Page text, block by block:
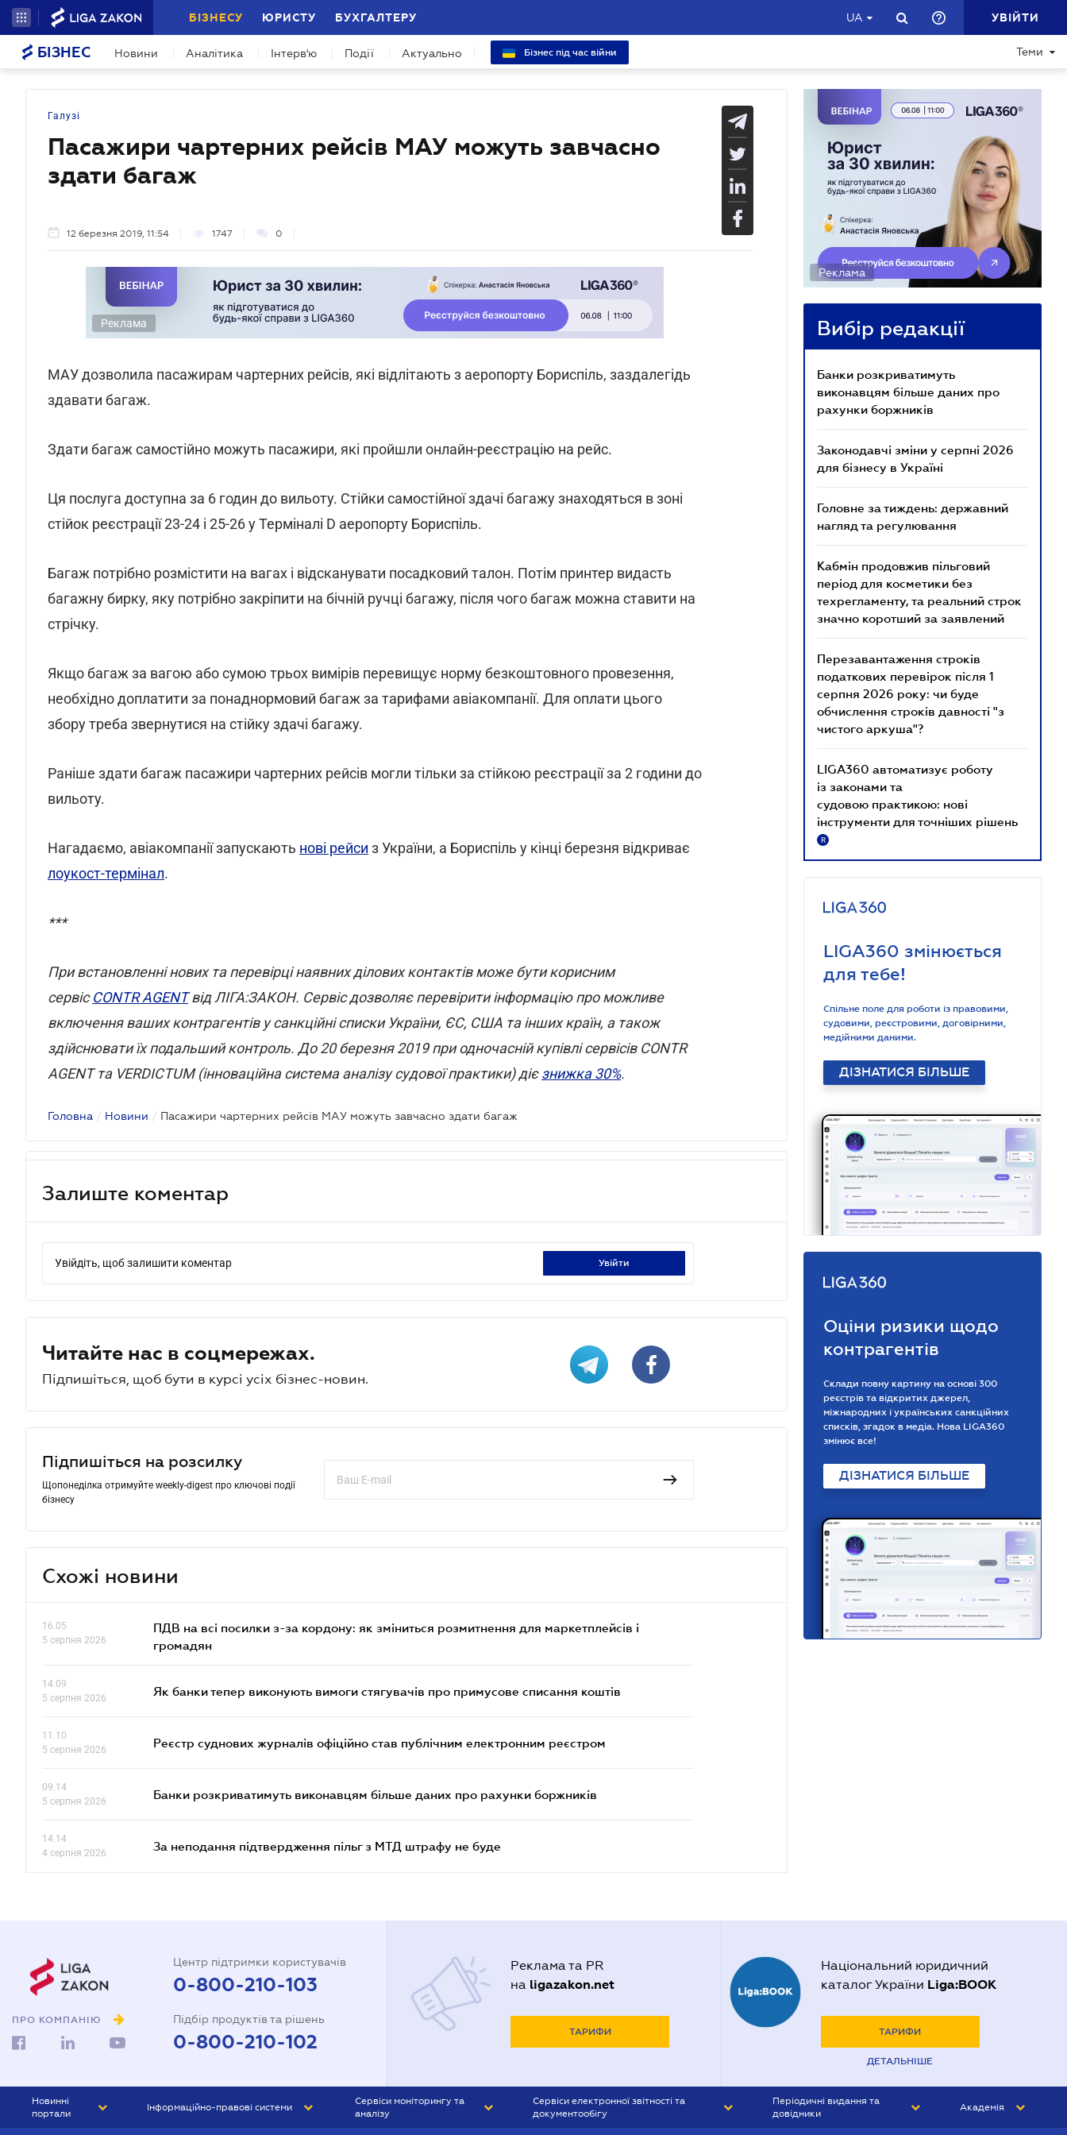
БІЗНЕСУ ЮРИСТУ БУХГАЛТЕРУ UA УВІЙТИ
БІЗНЕС Новини Аналітика Інтерв'ю Події Актуально Бізнес під час війни Теми
Галузі
Пасажири чартерних рейсів МАУ можуть завчасно
здати багаж
12 березня 2019, 11:54 1747 0
Реклама
МАУ дозволила пасажирам чартерних рейсів, які відлітають з аеропорту Бориспіль, заздалегідь
здавати багаж.
Здати багаж самостійно можуть пасажири, які пройшли онлайн-реєстрацію на рейс.
Ця послуга доступна за 6 годин до вильоту. Стійки самостійної здачі багажу знаходяться в зоні
стійок реєстрації 23-24 і 25-26 у Терміналі D аеропорту Бориспіль.
Багаж потрібно розмістити на вагах і відсканувати посадковий талон. Потім принтер видасть
багажну бирку, яку потрібно закріпити на бічній ручці багажу, після чого багаж можна ставити на
стрічку.
Якщо багаж за вагою або сумою трьох вимірів перевищує норму безкоштовного провезення,
необхідно доплатити за понаднормовий багаж за тарифами авіакомпанії. Для оплати цього
збору треба звернутися на стійку здачі багажу.
Раніше здати багаж пасажири чартерних рейсів могли тільки за стійкою реєстрації за 2 години до
вильоту.
Нагадаємо, авіакомпанії запускають нові рейси з України, а Бориспіль у кінці березня відкриває
лоукост-термінал.
***
При встановленні нових та перевірці наявних ділових контактів може бути корисним
сервісCONTR AGENTвід ЛІГА:ЗАКОН. Сервіс дозволяє перевірити інформацію про можливе
включення ваших контрагентів у санкційні списки України, ЄС, США та інших країн, а також
здійснювати їх подальший контроль. До 20 березня 2019 при одночасній купівлі сервісів CONTR
AGENT та VERDICTUM (інноваційна система аналізу судової практики) дієзнижка 30%.
Головна / Новини / Пасажири чартерних рейсів МАУ можуть завчасно здати багаж
Залиште коментар
Увійдіть, щоб залишити коментар увійти
Читайте нас в соцмережах.
Підпишіться, щоб бути в курсі усіх бізнес-новин.
Підпишіться на розсилку
Щопонеділка отримуйте weekly-digest про ключові події
бізнесу
Схожі новини
16.05
5 серпня 2026
ПДВ на всі посилки з-за кордону: як зміниться розмитнення для маркетплейсів і
громадян
14.09
5 серпня 2026
Як банки тепер виконують вимоги стягувачів про примусове списання коштів
11.10
5 серпня 2026
Реєстр суднових журналів офіційно став публічним електронним реєстром
09.14
5 серпня 2026
Банки розкриватимуть виконавцям більше даних про рахунки боржників
14.14
4 серпня 2026
За неподання підтвердження пільг з МТД штрафу не буде
Реклама
Вибір редакції
Банки розкриватимуть
виконавцям більше даних про
рахунки боржників
Законодавчі зміни у серпні 2026
для бізнесу в Україні
Головне за тиждень: державний
нагляд та регулювання
Кабмін продовжив пільговий
період для косметики без
техрегламенту, та реальний строк
значно коротший за заявлений
Перезавантаження строків
податкових перевірок після 1
серпня 2026 року: чи буде
обчислення строків давності "з
чистого аркуша"?
LIGA360 автоматизує роботу
із законами та
судовою практикою: нові
інструменти для точніших рішень
R
LIGA360 змінюється
для тебе!
Спільне поле для роботи із правовими,
судовими, реєстровими, договірними,
медійними даними.
ДІЗНАТИСЯ БІЛЬШЕ
Оціни ризики щодо
контрагентів
Склади повну картину на основі 300
реєстрів та відкритих джерел,
міжнародних і українських санкційних
списків, згадок в медіа. Нова LIGA360
змінює все!
ДІЗНАТИСЯ БІЛЬШЕ
ПРО КОМПАНІЮ
Центр підтримки користувачів
0-800-210-103
Підбір продуктів та рішень
0-800-210-102
Реклама та PR
на ligazakon.net
ТАРИФИ
Національний юридичний
каталог України Liga:BOOK
ТАРИФИ
ДЕТАЛЬНІШЕ
Новинні
портали
Інформаційно-правові системи
Сервіси моніторингу та
аналізу
Сервіси електронної звітності та
документообігу
Періодичні видання та
довідники
Академія